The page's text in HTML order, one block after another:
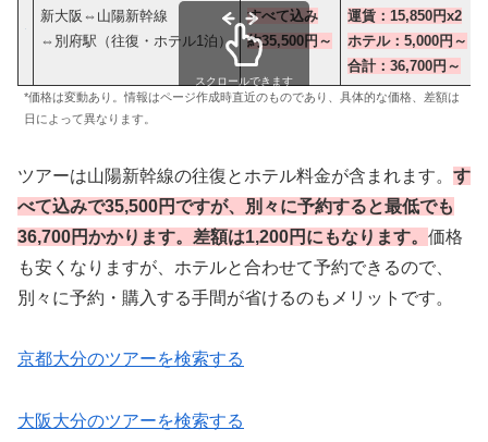
新大阪⇔山陽新幹線
⇔別府駅（往復・ホテル1泊）
すべて込み
約35,500 円～
運賃：15,850円x2
ホテル：5,000円～
合計：36,700円 ～
スクロールできます
*価格は変動あり。情報はページ作成時直近のものであり、具体的な価格、差額は
日によって異なります。
ツアーは山陽新幹線の往復とホテル料金が含まれます。 す
べて込みで35,500円ですが、別々に予約すると最低でも
36,700円かかります。差額は1,200円にもなります。 価格
も安くなりますが、ホテルと合わせて予約できるので、
別々に予約・購入する手間が省けるのもメリットです。
京都大分のツアーを検索する
大阪大分のツアーを検索する